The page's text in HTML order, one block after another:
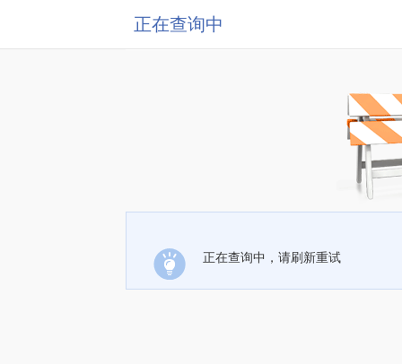
正在查询中
正在查询中，请刷新重试